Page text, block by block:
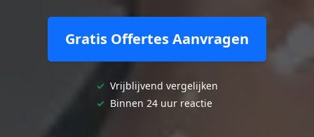
Gratis Offertes Aanvragen
✓ Vrijblijvend vergelijken
✓ Binnen 24 uur reactie